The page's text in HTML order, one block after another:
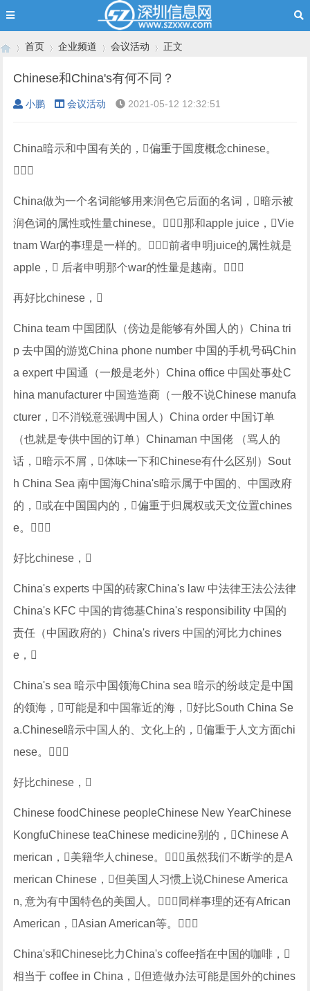
›
首页
›
企业频道
›
会议活动
›
正文
Chinese和China's有何不同？
小鹏 会议活动 2021-05-12 12:32:51
China暗示和中国有关的，偏重于国度概念chinese。

China做为一个名词能够用来润色它后面的名词，暗示被
润色词的属性或性量chinese。那和apple juice，Vie
tnam War的事理是一样的。前者申明juice的属性就是
apple， 后者申明那个war的性量是越南。
再好比chinese，
China team 中国团队（傍边是能够有外国人的）China tri
p 去中国的游览China phone number 中国的手机号码Chin
a expert 中国通（一般是老外）China office 中国处事处C
hina manufacturer 中国造造商（一般不说Chinese manufa
cturer，不消锐意强调中国人）China order 中国订单
（也就是专供中国的订单）Chinaman 中国佬 （骂人的
话，暗示不屑，体味一下和Chinese有什么区别）Sout
h China Sea 南中国海China's暗示属于中国的、中国政府
的，或在中国国内的，偏重于归属权或天文位置chines
e。
好比chinese，
China's experts 中国的砖家China's law 中法律王法公法律
China's KFC 中国的肯德基China's responsibility 中国的
责任（中国政府的）China's rivers 中国的河比力chines
e，
China's sea 暗示中国领海China sea 暗示的纷歧定是中国
的领海，可能是和中国靠近的海，好比South China Se
a.Chinese暗示中国人的、文化上的，偏重于人文方面chi
nese。
好比chinese，
Chinese foodChinese peopleChinese New YearChinese
KongfuChinese teaChinese medicine别的，Chinese A
merican，美籍华人chinese。虽然我们不断学的是A
merican Chinese，但美国人习惯上说Chinese America
n, 意为有中国特色的美国人。同样事理的还有African
American，Asian American等。
China's和Chinese比力China's coffee指在中国的咖啡，
相当于 coffee in China，但造做办法可能是国外的chines